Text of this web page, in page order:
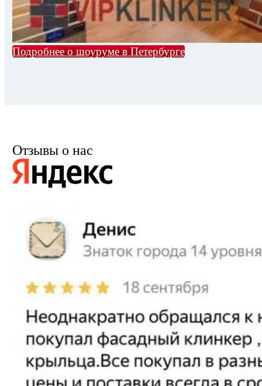
Подробнее о шоуруме в Петербурге
Отзывы о нас